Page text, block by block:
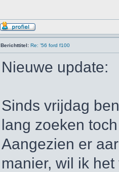
Berichttitel: Re: '56 ford f100
Nieuwe update:
Sinds vrijdag
lang zoeken
Aangezien er
manier, wil ik